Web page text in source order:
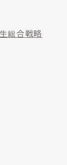
生総合戦略